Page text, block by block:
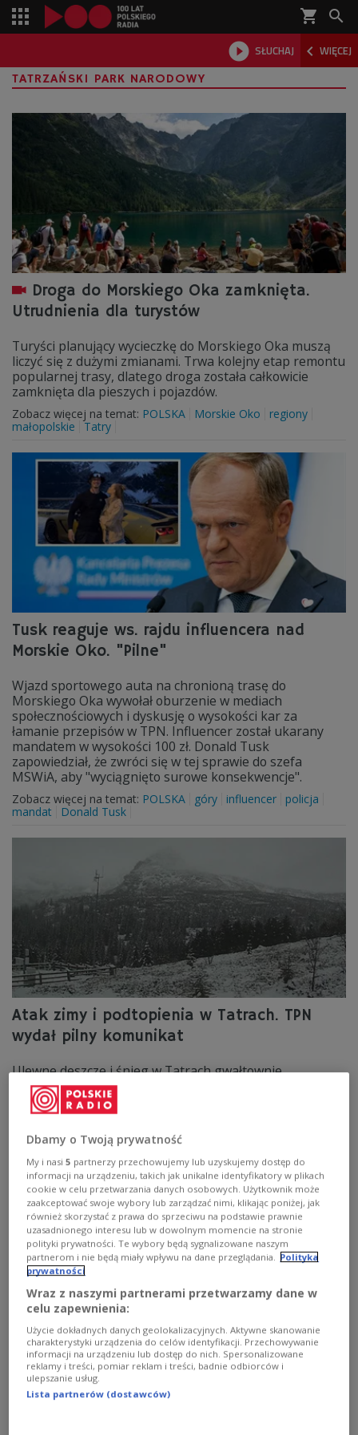
shopping_cart 
 SŁUCHAJ  WIĘCEJ

TATRZAŃSKI PARK NARODOWY
Droga do Morskiego Oka zamknięta.
Utrudnienia dla turystów
Turyści planujący wycieczkę do Morskiego Oka muszą
liczyć się z dużymi zmianami. Trwa kolejny etap remontu
popularnej trasy, dlatego droga została całkowicie
zamknięta dla pieszych i pojazdów.
Zobacz więcej na temat: POLSKA Morskie Oko
regiony
małopolskie
Tatry
Tusk reaguje ws. rajdu influencera nad
Morskie Oko. "Pilne"
Wjazd sportowego auta na chronioną trasę do
Morskiego Oka wywołał oburzenie w mediach
społecznościowych i dyskusję o wysokości kar za
łamanie przepisów w TPN. Influencer został ukarany
mandatem w wysokości 100 zł. Donald Tusk
zapowiedział, że zwróci się w tej sprawie do szefa
MSWiA, aby "wyciągnięto surowe konsekwencje".
Zobacz więcej na temat: POLSKA góry influencer
policja
mandat
Donald Tusk
Atak zimy i podtopienia w Tatrach. TPN
wydał pilny komunikat
Ulewne deszcze i śnieg w Tatrach gwałtownie
pogorszyły warunki na szlakach. TPN odradza wyjścia w
wyższe partie gór. Na Podhalu rośnie zagrożenie
podtopieniami i wezbraniami rzek.
Zobacz więcej na temat:POLSKA
Pół metra śniegu w Tatrach. Zima nie daje
o sobie zapomnieć
Dbamy o Twoją prywatność
My i nasi5 partnerzy przechowujemy lub uzyskujemy dostęp do
informacji na urządzeniu, takich jak unikalne identyfikatory w plikach
cookie w celu przetwarzania danych osobowych. Użytkownik może
zaakceptować swoje wybory lub zarządzać nimi, klikając poniżej, jak
również skorzystać z prawa do sprzeciwu na podstawie prawnie
uzasadnionego interesu lub w dowolnym momencie na stronie
polityki prywatności. Te wybory będą sygnalizowane naszym
partnerom i nie będą miały wpływu na dane przeglądania. Polityka
prywatności
Wraz z naszymi partnerami przetwarzamy dane w
celu zapewnienia:
Użycie dokładnych danych geolokalizacyjnych. Aktywne skanowanie
charakterystyki urządzenia do celów identyfikacji. Przechowywanie
informacji na urządzeniu lub dostęp do nich. Spersonalizowane
reklamy i treści, pomiar reklam i treści, badnie odbiorców i
ulepszanie usług.
Lista partnerów (dostawców)